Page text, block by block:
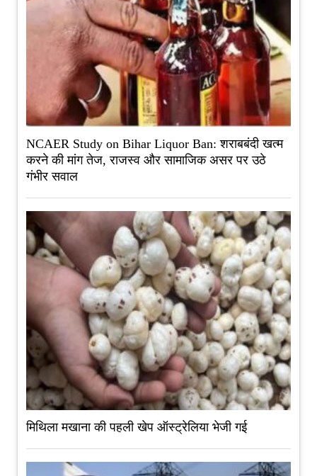
NCAER Study on Bihar Liquor Ban: शराबबंदी खत्म
करने की मांग तेज, राजस्व और सामाजिक असर पर उठे
गंभीर सवाल
मिथिला मखाना की पहली खेप ऑस्ट्रेलिया भेजी गई